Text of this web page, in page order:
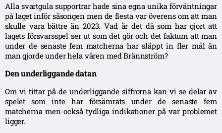
Alla svartgula supportrar hade sina egna unika förväntningar
på laget inför säsongen men de flesta var överens om att man
skulle vara bättre än 2023. Vad är det då som har gjort att
lagets försvarsspel ser ut som det gör och det faktum att man
under de senaste fem matcherna har släppt in fler mål än
man gjorde under hela våren med Brännström?
Den underliggande datan
Om vi tittar på de underliggande siffrorna kan vi se delar av
spelet som inte har försämrats under de senaste fem
matcherna men också tydliga indikationer på var problemet
ligger.